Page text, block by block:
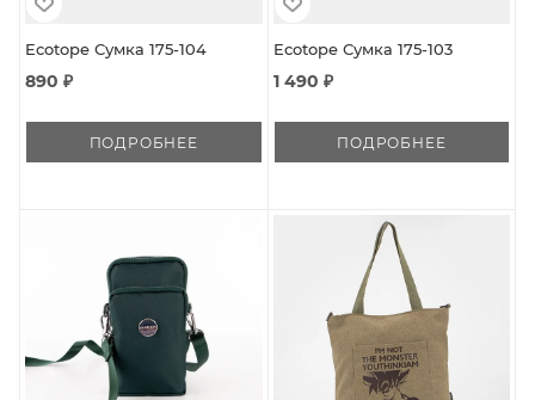
Ecotope Сумка 175-104
890 ₽
ПОДРОБНЕЕ
Ecotope Сумка 175-103
1 490 ₽
ПОДРОБНЕЕ